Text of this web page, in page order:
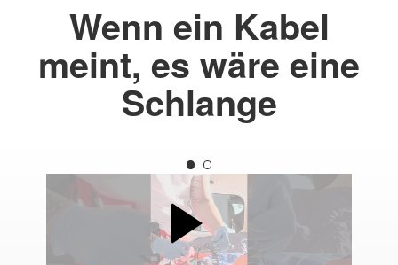
Wenn ein Kabel
meint, es wäre eine
Schlange